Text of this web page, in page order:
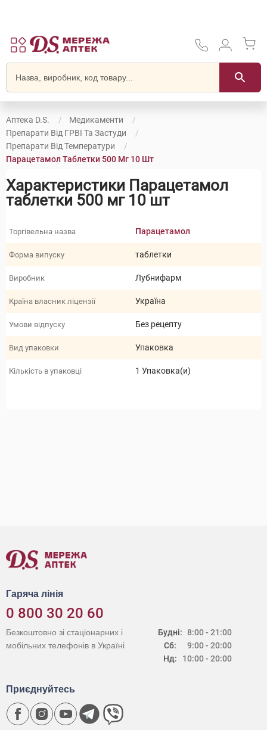
Аптека D.S.
Медикаменти
Препарати Від ГРВІ Та Застуди
Препарати Від Температури
Парацетамол Таблетки 500 Мг 10 Шт
Характеристики Парацетамол
таблетки 500 мг 10 шт
Торгівельна назва Парацетамол
Форма випуску таблетки
Виробник Лубнифарм
Країна власник ліцензії Україна
Умови відпуску Без рецепту
Вид упаковки Упаковка
Кількість в упаковці 1 Упаковка(и)
Гаряча лінія
0 800 30 20 60
Будні:
Сб:
Нд:
8:00 - 21:00
9:00 - 20:00
10:00 - 20:00
Безкоштовно зі стаціонарних і
мобільних телефонів в Україні
Приєднуйтесь